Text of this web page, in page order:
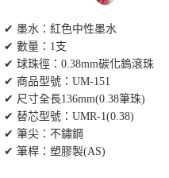
✔ 墨水：紅色中性墨水
✔ 數量：1支
✔ 球珠徑：0.38mm碳化鎢滾珠
✔ 商品型號：UM-151
✔ 尺寸全長136mm(0.38筆珠)
✔ 替芯型號：UMR-1(0.38)
✔ 筆尖：不鏽鋼
✔ 筆桿：塑膠製(AS)